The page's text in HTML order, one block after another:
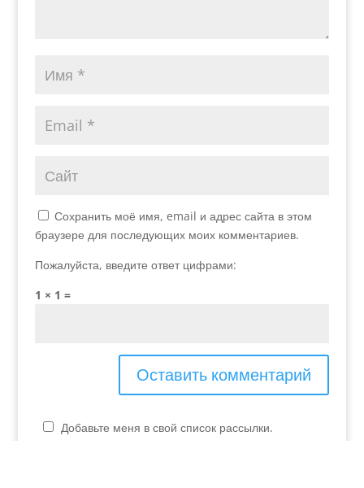
Сохранить моё имя, email и адрес сайта в этом
браузере для последующих моих комментариев.
Пожалуйста, введите ответ цифрами:
1 × 1 =
Добавьте меня в свой список рассылки.